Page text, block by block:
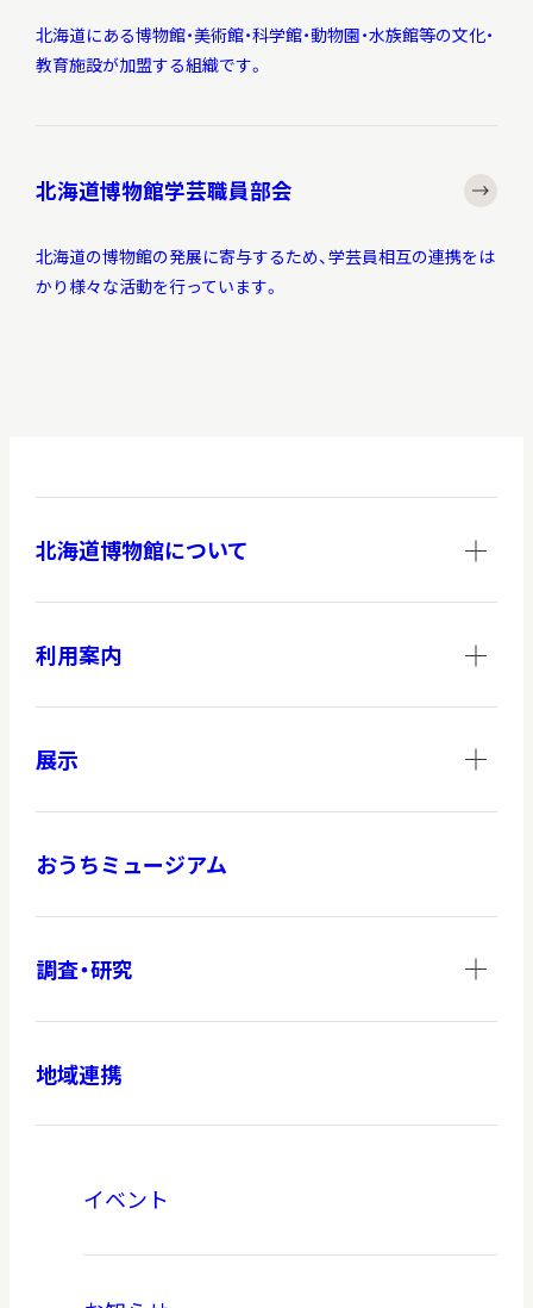
北海道にある博物館・美術館・科学館・動物園・水族館等の文化・
教育施設が加盟する組織です。
北海道博物館学芸職員部会
北海道の博物館の発展に寄与するため、学芸員相互の連携をは
かり様々な活動を行っています。
北海道博物館について
利用案内
展示
おうちミュージアム
調査・研究
地域連携
イベント